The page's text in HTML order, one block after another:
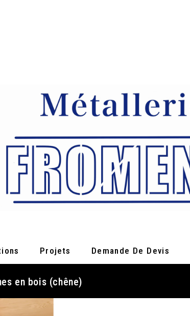
Projets Demande De Devis
en bois (chêne)